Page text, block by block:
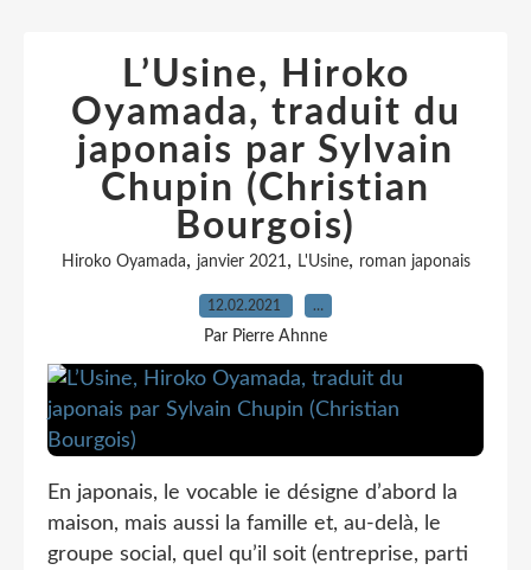
L’Usine, Hiroko
Oyamada, traduit du
japonais par Sylvain
Chupin (Christian
Bourgois)
Hiroko Oyamada, janvier 2021, L'Usine, roman japonais
12.02.2021 …
Par Pierre Ahnne
En japonais, le vocable ie désigne d’abord la
maison, mais aussi la famille et, au-delà, le
groupe social, quel qu’il soit (entreprise, parti